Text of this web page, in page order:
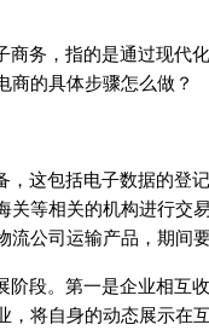
商务，指的是通过现
商的具体步骤怎么做？
这包括电子数据的
等相关的机构进行
公司运输产品，期间
段。第一是企业相
将自身的动态展示